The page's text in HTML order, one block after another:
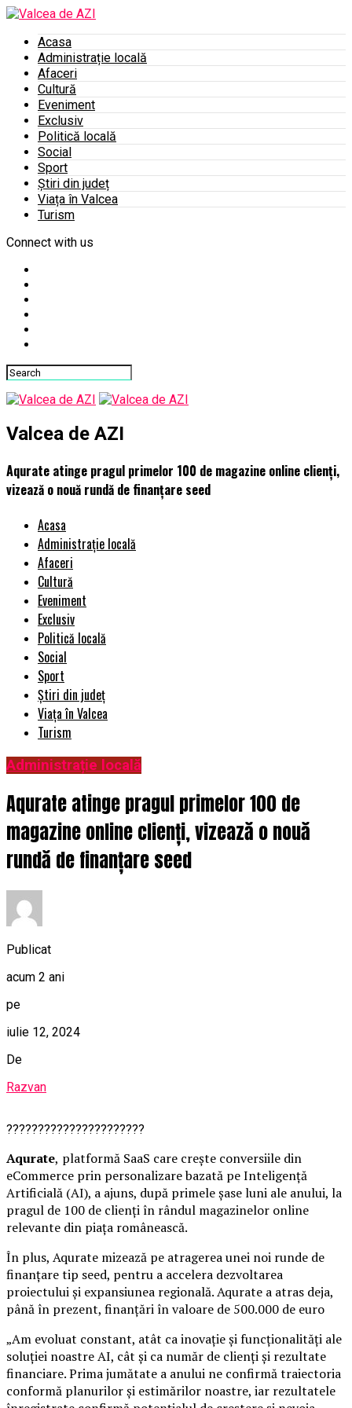
Acasa
Administrație locală
Afaceri
Cultură
Eveniment
Exclusiv
Politică locală
Social
Sport
Știri din județ
Viața în Valcea
Turism
Connect with us
Valcea de AZI
Aqurate atinge pragul primelor 100 de magazine online clienți,
vizează o nouă rundă de finanțare seed
Acasa
Administrație locală
Afaceri
Cultură
Eveniment
Exclusiv
Politică locală
Social
Sport
Știri din județ
Viața în Valcea
Turism
Administrație locală
Aqurate atinge pragul primelor 100 de
magazine online clienți, vizează o nouă
rundă de finanțare seed
Publicat
acum 2 ani
pe
iulie 12, 2024
De
Razvan
??????????????????????
Aqurate, platformă SaaS care crește conversiile din
eCommerce prin personalizare bazată pe Inteligenţă
Artificială (AI), a ajuns, după primele șase luni ale anului, la
pragul de 100 de clienți în rândul magazinelor online
relevante din piața românească.
În plus, Aqurate mizează pe atragerea unei noi runde de
finanțare tip seed, pentru a accelera dezvoltarea
proiectului și expansiunea regională. Aqurate a atras deja,
până în prezent, finanțări în valoare de 500.000 de euro
„Am evoluat constant, atât ca inovație și funcționalități ale
soluției noastre AI, cât și ca număr de clienți și rezultate
financiare. Prima jumătate a anului ne confirmă traiectoria
conformă planurilor și estimărilor noastre, iar rezultatele